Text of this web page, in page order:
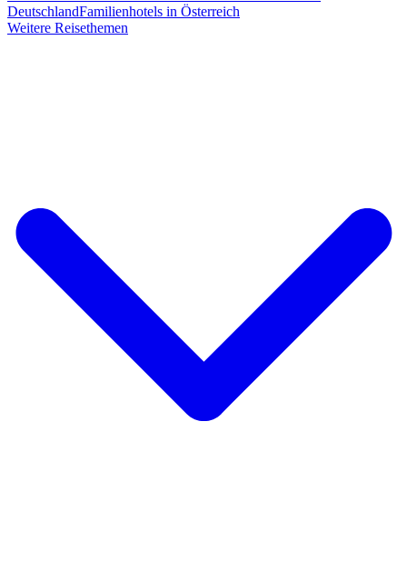
DeutschlandFamilienhotels in Österreich
Weitere Reisethemen